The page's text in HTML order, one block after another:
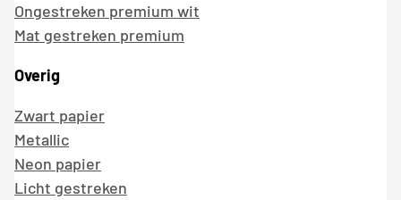
Ongestreken premium wit
Mat gestreken premium
Overig
Zwart papier
Metallic
Neon papier
Licht gestreken